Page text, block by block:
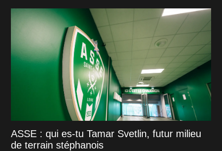
ASSE : qui es-tu Tamar Svetlin, futur milieu
de terrain stéphanois